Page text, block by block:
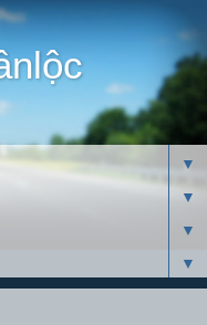
▼
▼
▼
▼